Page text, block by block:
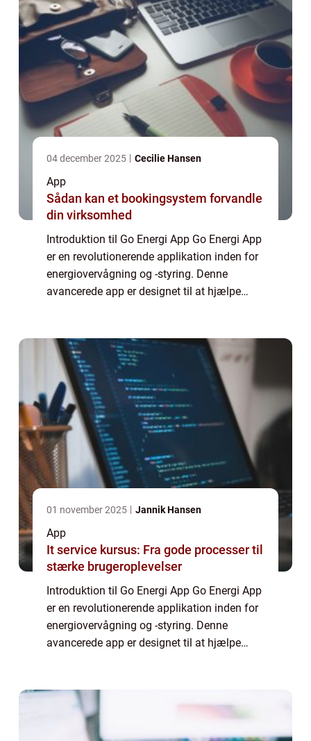
04 december 2025 Cecilie Hansen
App
Sådan kan et bookingsystem forvandle
din virksomhed
Introduktion til Go Energi App Go Energi App
er en revolutionerende applikation inden for
energiovervågning og -styring. Denne
avancerede app er designet til at hjælpe
energieffektivite...
01 november 2025 Jannik Hansen
App
It service kursus: Fra gode processer til
stærke brugeroplevelser
Introduktion til Go Energi App Go Energi App
er en revolutionerende applikation inden for
energiovervågning og -styring. Denne
avancerede app er designet til at hjælpe
energieffektivite...